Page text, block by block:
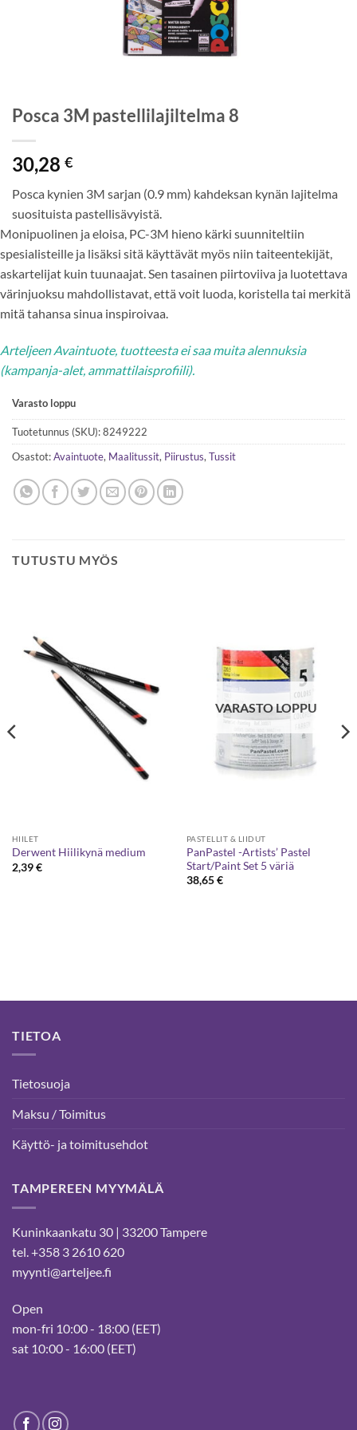
Posca 3M pastellilajiltelma 8
30,28 €
Posca kynien 3M sarjan (0.9 mm) kahdeksan kynän lajitelma
suosituista pastellisävyistä.
Monipuolinen ja eloisa, PC-3M hieno kärki suunniteltiin
spesialisteille ja lisäksi sitä käyttävät myös niin taiteentekijät,
askartelijat kuin tuunaajat. Sen tasainen piirtoviiva ja luotettava
värinjuoksu mahdollistavat, että voit luoda, koristella tai merkitä
mitä tahansa sinua inspiroivaa.
Arteljeen Avaintuote, tuotteesta ei saa muita alennuksia
(kampanja-alet, ammattilaisprofiili).
Varasto loppu
Tuotetunnus (SKU):8249222
Osastot:Avaintuote, Maalitussit, Piirustus,Tussit
TUTUSTU MYÖS
HIILET
Derwent Hiilikynä medium
2,39€
VARASTO LOPPU
PASTELLIT & LIIDUT
PanPastel -Artists’ Pastel
Start/Paint Set 5 väriä
38,65€
TIETOA
Tietosuoja
Maksu / Toimitus
Käyttö- ja toimitusehdot
TAMPEREEN MYYMÄLÄ
Kuninkaankatu 30 | 33200 Tampere
tel. +358 3 2610 620
myynti@arteljee.fi
Open
mon-fri 10:00 - 18:00 (EET)
sat 10:00 - 16:00 (EET)